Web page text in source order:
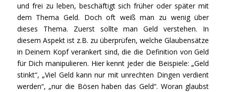
und frei zu leben, beschäftigt sich früher oder später mit
dem Thema Geld. Doch oft weiß man zu wenig über
dieses Thema. Zuerst sollte man Geld verstehen. In
diesem Aspekt ist z.B. zu überprüfen, welche Glaubensätze
in Deinem Kopf verankert sind, die die Definition von Geld
für Dich manipulieren. Hier kennt jeder die Beispiele: „Geld
stinkt“, „Viel Geld kann nur mit unrechten Dingen verdient
werden“, „nur die Bösen haben das Geld“. Woran glaubst